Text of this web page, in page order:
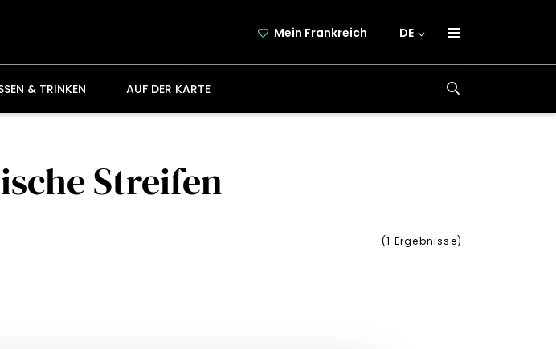
Mein Frankreich DE
& TRINKEN AUF DER KARTE
Streifen
(1 Ergebnisse)